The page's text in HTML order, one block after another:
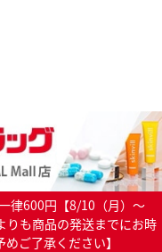
律600円【8/10（月）～
も商品の発送までにお時
ご了承ください】